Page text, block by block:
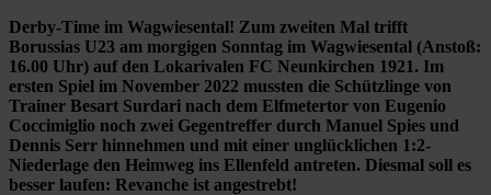
Derby-Time im Wagwiesental! Zum zweiten Mal trifft
Borussias U23 am morgigen Sonntag im Wagwiesental (Anstoß:
16.00 Uhr) auf den Lokarivalen FC Neunkirchen 1921. Im
ersten Spiel im November 2022 mussten die Schützlinge von
Trainer Besart Surdari nach dem Elfmetertor von Eugenio
Coccimiglio noch zwei Gegentreffer durch Manuel Spies und
Dennis Serr hinnehmen und mit einer unglücklichen 1:2-
Niederlage den Heimweg ins Ellenfeld antreten. Diesmal soll es
besser laufen: Revanche ist angestrebt!